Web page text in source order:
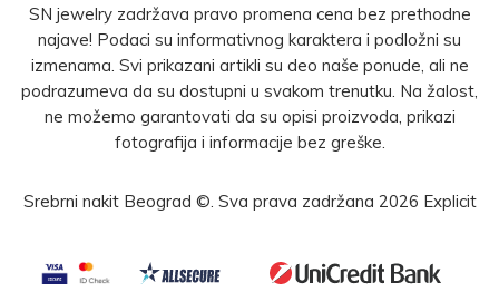
SN jewelry zadržava pravo promena cena bez prethodne
najave! Podaci su informativnog karaktera i podložni su
izmenama. Svi prikazani artikli su deo naše ponude, ali ne
podrazumeva da su dostupni u svakom trenutku. Na žalost,
ne možemo garantovati da su opisi proizvoda, prikazi
fotografija i informacije bez greške.
Srebrni nakit Beograd ©. Sva prava zadržana 2026 Explicit